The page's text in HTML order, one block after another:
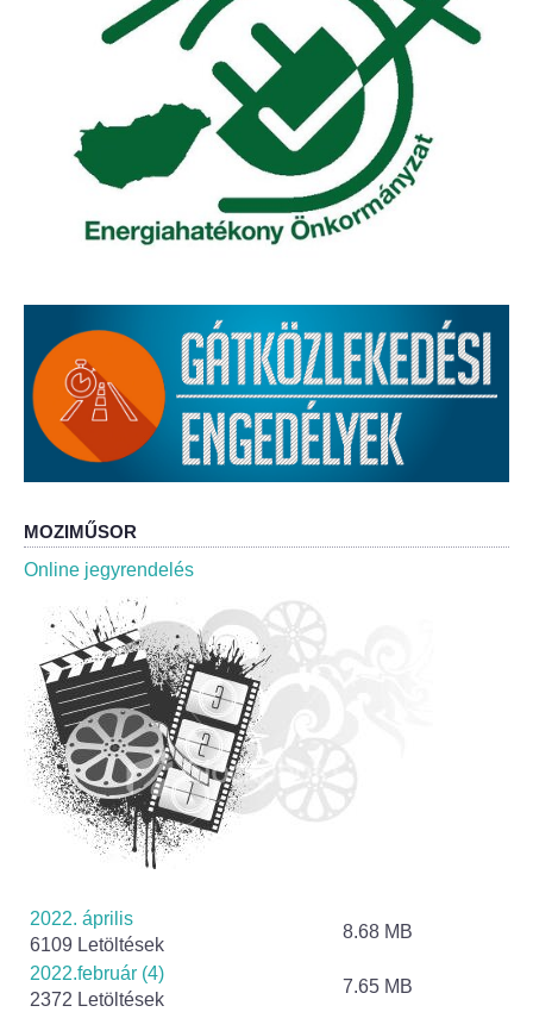
ÖNKORMÁNYZAT
Képviselő-testület
Képviselő-testületi ülések
Bizottságok
Bizottsági ülések
A helyi választási bizottság
A helyi választási bizottság határozatai
Roma Nemzetiségi Önkormányzat
Roma Nemzetiségi Önkormányzat ülések
Rendeletek
Polgármesteri normatív határozatok
Önkormányzati támogatások
Szabályzatok
Pályázatok
Szerződések
MOZIMŰSOR
Online jegyrendelés
2022. április
6109 Letöltések
8.68 MB
2022.február (4)
2372 Letöltések
7.65 MB